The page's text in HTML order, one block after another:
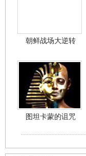
朝鲜战场大逆转
图坦卡蒙的诅咒